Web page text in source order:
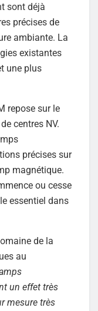
sont déjà
précises de
ambiante. La
existantes
une plus
repose sur le
centres NV.
précises sur
magnétique.
ou cesse
essentiel dans
de la
au
un effet très
mesure très